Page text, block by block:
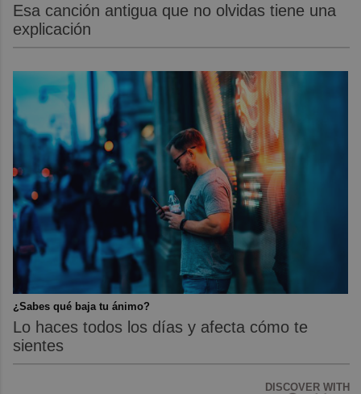
Esa canción antigua que no olvidas tiene una
explicación
¿Sabes qué baja tu ánimo?
Lo haces todos los días y afecta cómo te
sientes
DISCOVER WITH